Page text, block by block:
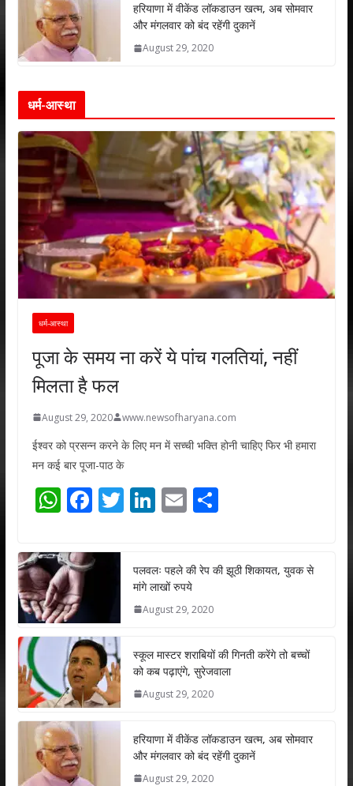
हरियाणा में वीकेंड लॉकडाउन खत्म, अब सोमवार
और मंगलवार को बंद रहेंगी दुकानें
August 29, 2020
धर्म-आस्था
धर्म-आस्था
पूजा के समय ना करें ये पांच गलतियां, नहीं
मिलता है फल
August 29, 2020 www.newsofharyana.com
ईश्वर को प्रसन्न करने के लिए मन में सच्ची भक्ति होनी चाहिए फिर भी हमारा
मन कई बार पूजा-पाठ के
W
at
s
A
p
p
F
e
b
o
k
T
er
Li
e
dI
n
E
l
S
e
पलवलः पहले की रेप की झूठी शिकायत, युवक से
मांगे लाखों रुपये
August 29, 2020
स्कूल मास्टर शराबियों की गिनती करेंगे तो बच्चों
को कब पढ़ाएंगे, सुरेजवाला
August 29, 2020
हरियाणा में वीकेंड लॉकडाउन खत्म, अब सोमवार
और मंगलवार को बंद रहेंगी दुकानें
August 29, 2020